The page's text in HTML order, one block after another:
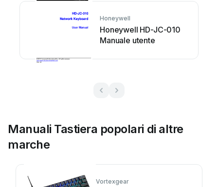
Honeywell
Honeywell HD-JC-010
Manuale utente
Manuali Tastiera popolari di altre
marche
Vortexgear